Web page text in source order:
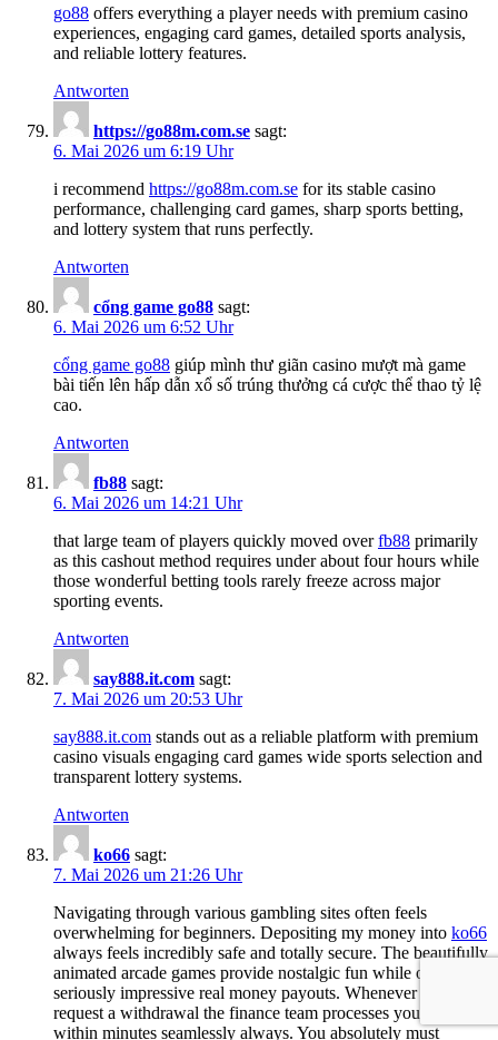
go8​8 offers everything a player needs with premium casino
experiences, engaging card games, detailed sports analysis,
and reliable lottery features.
Antworten
ht​t​p​s​:/​/g​o88m​.​c​om.se sagt:
6. Mai 2026 um 6:19 Uhr
i recommend http​s://​g​o​8​8​m​.com​.​se for its stable casino
performance, challenging card games, sharp sports betting,
and lottery system that runs perfectly.
Antworten
cổn​g​ ​ga​m​e​ g​o​88 sagt:
6. Mai 2026 um 6:52 Uhr
c​ổ​n​g​ g​ame​ ​go​8​8 giúp mình thư giãn casino mượt mà game
bài tiến lên hấp dẫn xổ số trúng thưởng cá cược thể thao tỷ lệ
cao.
Antworten
f​b​8​8 sagt:
6. Mai 2026 um 14:21 Uhr
that large team of players quickly moved overf​b8​8 primarily
as this cashout method requires under about four hours while
those wonderful betting tools rarely freeze across major
sporting events.
Antworten
s​a​y8​8​8.​i​t.c​om sagt:
7. Mai 2026 um 20:53 Uhr
s​a​y​888.​i​t​.​co​m stands out as a reliable platform with premium
casino visuals engaging card games wide sports selection and
transparent lottery systems.
Antworten
k​o​66 sagt:
7. Mai 2026 um 21:26 Uhr
Navigating through various gambling sites often feels
overwhelming for beginners. Depositing my money into ko​66
always feels incredibly safe and totally secure. The beautifully
animated arcade games provide nostalgic fun while offering
seriously impressive real money payouts. Whenever you
request a withdrawal the finance team processes your money
within minutes seamlessly always. You absolutely must